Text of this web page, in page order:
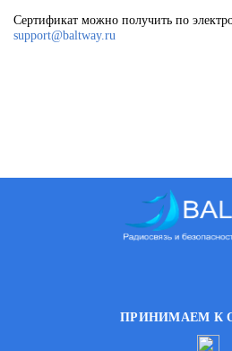
Сертификат можно получить по
support@baltway.ru
ПРИНИМАЕМ К